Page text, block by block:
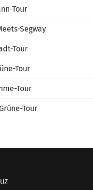
Tour
Segway
Tour
Tour
Tour
Tour